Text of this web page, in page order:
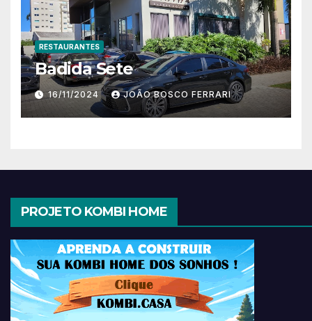
RESTAURANTES
Badida Sete
16/11/2024 JOÃO BOSCO FERRARI
PROJETO KOMBI HOME